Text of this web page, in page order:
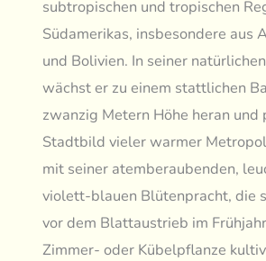
subtropischen und tropischen
Südamerikas, insbesondere aus
und Bolivien. In seiner
wächst er zu einem stattlichen
zwanzig Metern Höhe heran und
Stadtbild vieler warmer
mit seiner atemberaubenden,
violett-blauen Blütenpracht, die
vor dem Blattaustrieb im
Zimmer- oder Kübelpflanze